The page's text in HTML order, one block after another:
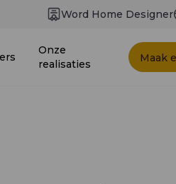
Word Home Designer
Onze
realisaties
Maak